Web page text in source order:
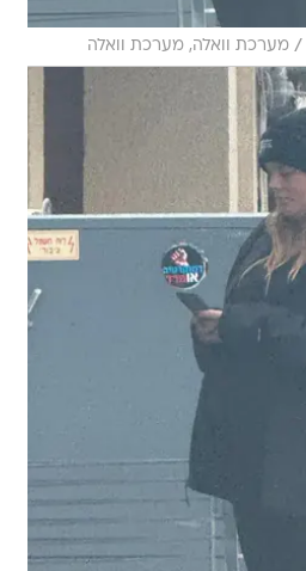
/ מערכת וואלה, מערכת וואלה